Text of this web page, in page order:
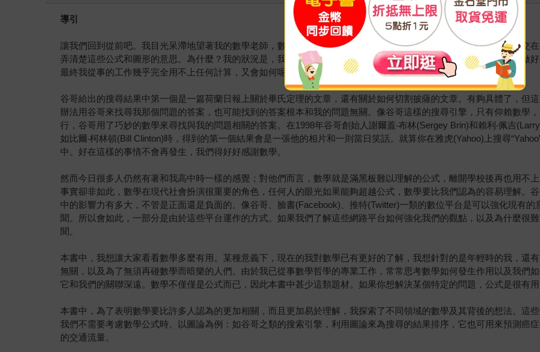
導引
讓我們回到從前吧。我目光呆滯地望著我的數學老師，數位黑板上有一串的公式，還有一條彎彎曲曲的線和幾條直線交
弄清楚這些公式和圖形的意思。為什麼？我的狀況是，我想念天文專業，那時候我並不知道自己太缺乏耐性，沒法子做
最終我從事的工作幾乎完全用不上任何計算，又會如何呢？我在谷哥(Google)上鍵入下面的問題：數學有什麼用處？
谷哥給出的搜尋結果中第一個是一篇荷蘭日報上關於畢氏定理的文章，還有關於如何切割披薩的文章。有夠具體了，但
辦法用谷哥來找尋我那個問題的答案，也可能找到的答案根本和我的問題無關。像谷哥這樣的搜尋引擎，只有仰賴數學
行，谷哥用了巧妙的數學來尋找與我的問題相關的答案。在1998年谷哥創始人謝爾蓋‧布林(Sergey Brin)和賴利‧佩吉
如比爾‧柯林頓(Bill Clinton)時，得到的第一個結果會是一張他的相片和一則當日笑話。就算你在雅虎(Yahoo)上搜尋
中。好在這樣的事情不會再發生，我們得好好感謝數學。
然而今日很多人仍然有著和我高中時一樣的感覺；對他們而言，數學就是滿黑板難以理解的公式，離開學校後再也用不
事實卻非如此，數學在現代社會扮演很重要的角色，任何人的眼光如果能夠超越公式，數學要比我們認為的容易理解。
中的影響力有多大，不管是正面還是負面的。像谷哥、臉書(Facebook)、推特(Twitter)一類的數位平台是可以強化現有
聞。所以會如此，一部分是由於這些平台運作的方式。如果我們了解這些網路平台如何強化我們的觀點，以及為什麼很
聞。
本書中，我想讓大家看看數學多麼有用。某種意義下，現在的我對數學已有更好的了解，我想針對的是年輕時的我，還
無關，以及為了無須再碰數學而暗樂的人們。由於我已從事數學哲學的專業工作，常常思考數學如何發生作用以及我們
它和我們的關聯深遠。數學不僅僅是公式而已，因此本書中甚少這類題材。如果你想解決某個特定的問題，公式是很有
本書中，為了表明數學要比許多人認為的更加相關，而且更加易於理解，我探索了不同領域的數學及其背後的想法。這
我們不需要考慮數學公式時。以圖論為例：如谷哥之類的搜索引擎，利用圖論來為搜尋的結果排序，它也可用來預測癌
的交通流量。